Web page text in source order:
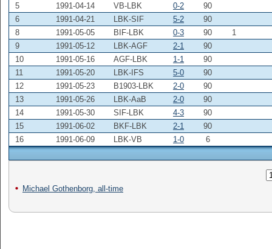
5
1991-04-14 VB-LBK 0-2
90
6
1991-04-21 LBK-SIF 5-2
90
8
1991-05-05 BIF-LBK 0-3 90
1
9
1991-05-12 LBK-AGF 2-1
90
10
1991-05-16 AGF-LBK 1-1
90
11
1991-05-20 LBK-IFS 5-0
90
12
1991-05-23 B1903-LBK 2-0
90
13
1991-05-26 LBK-AaB 2-0
90
14
1991-05-30 SIF-LBK 4-3
90
15
1991-06-02 BKF-LBK 2-1
90
16
1991-06-09 LBK-VB 1-0 6
Michael Gothenborg, all-time